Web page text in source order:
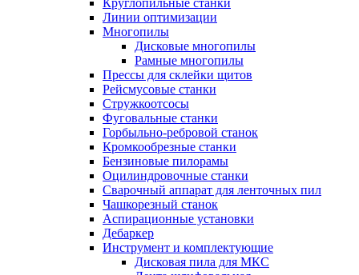
Круглопильные станки
Линии оптимизации
Многопилы
Дисковые многопилы
Рамные многопилы
Прессы для склейки щитов
Рейсмусовые станки
Стружкоотсосы
Фуговальные станки
Горбыльно-ребровой станок
Кромкообрезные станки
Бензиновые пилорамы
Оцилиндровочные станки
Сварочный аппарат для ленточных пил
Чашкорезный станок
Аспирационные установки
Дебаркер
Инструмент и комплектующие
Дисковая пила для МКС